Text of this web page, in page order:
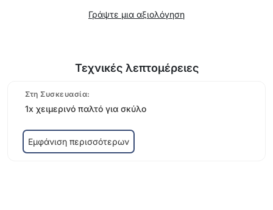
Γράψτε μια αξιολόγηση
Τεχνικές λεπτομέρειες
Στη Συσκευασία:
1x χειμερινό παλτό για σκύλο
Εμφάνιση περισσότερων